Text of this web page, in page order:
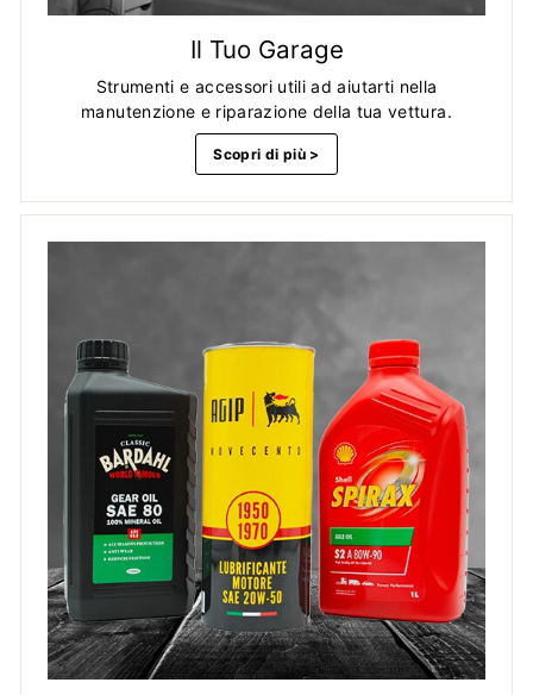
Il Tuo Garage
Strumenti e accessori utili ad aiutarti nella
manutenzione e riparazione della tua vettura.
Scopri di più >